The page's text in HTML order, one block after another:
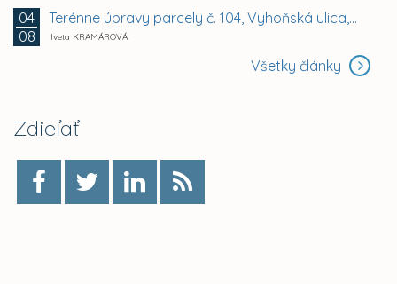
04
08
Terénne úpravy parcely č. 104, Vyhoňská ulica,...
Iveta KRAMÁROVÁ
Všetky články
Zdieľať